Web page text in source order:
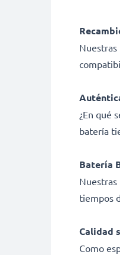
Nuestras
¿En qué
batería
Batería
tiempos
Calidad
Como